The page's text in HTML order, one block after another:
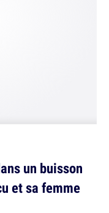
un buisson
et sa femme